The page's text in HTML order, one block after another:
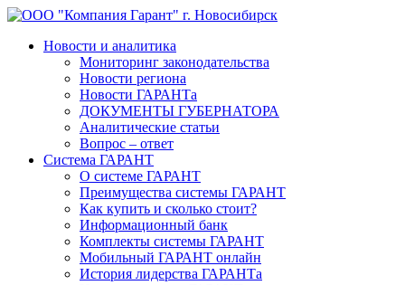
Новости и аналитика
Мониторинг законодательства
Новости региона
Новости ГАРАНТа
ДОКУМЕНТЫ ГУБЕРНАТОРА
Аналитические статьи
Вопрос – ответ
Система ГАРАНТ
О системе ГАРАНТ
Преимущества системы ГАРАНТ
Как купить и сколько стоит?
Информационный банк
Комплекты системы ГАРАНТ
Мобильный ГАРАНТ онлайн
История лидерства ГАРАНТа